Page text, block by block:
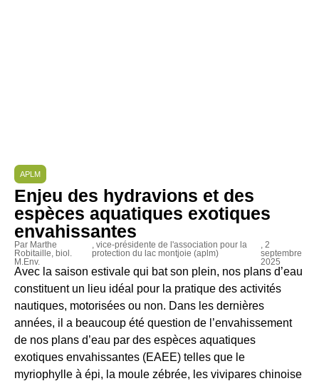
APLM
Enjeu des hydravions et des
espèces aquatiques exotiques
envahissantes
Par Marthe
Robitaille, biol.
M.Env.
, vice-présidente de l'association pour la
protection du lac montjoie (aplm)
, 2
septembre
2025
Avec la saison estivale qui bat son plein, nos plans d’eau
constituent un lieu idéal pour la pratique des activités
nautiques, motorisées ou non. Dans les dernières
années, il a beaucoup été question de l’envahissement
de nos plans d’eau par des espèces aquatiques
exotiques envahissantes (EAEE) telles que le
myriophylle à épi, la moule zébrée, les vivipares chinoise